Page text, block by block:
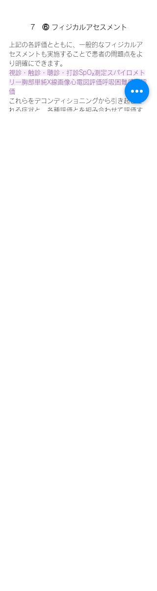
7　⑥ フィジカルアセスメント
上記の各評価とともに、一般的なフィジカルア
セスメントも実施することで患者の問題点をよ
り明確にできます。
視診・触診・聴診・打診SpO₂測定スパイロメト
リー胸部単純X線画像心電図評価呼吸困難感の評
価
これらをデコンディショニングから引き起こさ
れる症状と、各種評価とを組み合わせて評価す